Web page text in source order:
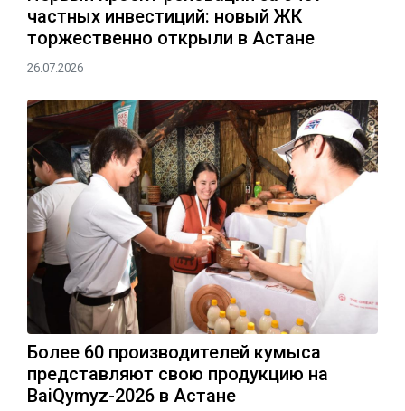
частных инвестиций: новый ЖК
торжественно открыли в Астане
26.07.2026
Более 60 производителей кумыса
представляют свою продукцию на
BaiQymyz-2026 в Астане